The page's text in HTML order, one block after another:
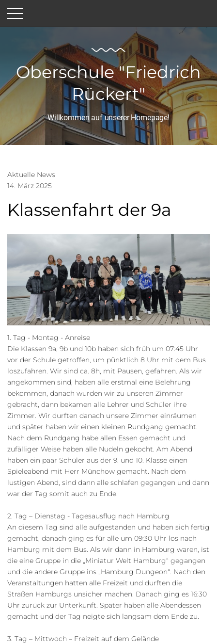
Oberschule "Friedrich
Rückert"
Willkommen auf unserer Homepage!
Aktuelle News
14. März 2025
Klassenfahrt der 9a
1. Tag - Montag - Anreise
Die Klassen 9a, 9b und 10b haben sich früh um 07:45 Uhr
vor der Schule getroffen, um pünktlich 8 Uhr mit dem Bus
loszufahren. Wir sind ca. 8h, mit Pausen, gefahren. Als wir
angekommen sind, haben alle erstmal eine Belehrung
bekommen, danach wurden wir zu unseren Zimmer
gebracht, dann bekamen alle Lehrer und Schüler ihre
Zimmer. Wir durften danach unsere Zimmer einräumen
und später haben wir einen kleinen Rundgang gemacht.
Nach dem Rundgang habe allen Essen gemacht und
zufälliger Weise haben alle Nudeln gekocht. Am Abend
haben ein paar Schüler aus der 9. und 10. Klasse einen
Spieleabend mit Herr Münchow gemacht. Nach dem
lustigen Abend, sind dann alle schlafen gegangen und dann
war der Tag somit auch zu Ende.
2. Tag – Dienstag - Tagesausflug nach Hamburg
An diesem Tag sind alle aufgestanden und haben sich fertig
gemacht, danach ging es für alle um 09:30 Uhr los nach
Hamburg mit dem Bus. Als wir dann in Hamburg waren, ist
die eine Gruppe in die „Miniatur Welt Hamburg“ gegangen
und die andere Gruppe ins „Hamburg Dungeon“. Nach den
Veranstaltungen hatten alle Freizeit und durften die
Straßen Hamburgs unsicher machen. Danach ging es 16:30
Uhr zurück zur Unterkunft. Später haben alle Abendessen
gemacht und der Tag neigte sich langsam dem Ende zu.
3. Tag – Mittwoch – Freizeit auf dem Gelände